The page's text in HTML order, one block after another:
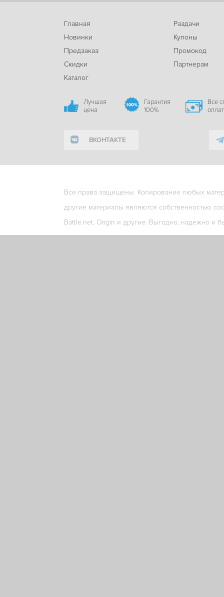
Главная
Новинки
Предзаказ
Скидки
Каталог
Раздачи
Купоны
Промокод
Партнерам
Лучшая
цена
Гарантия
100%
Все
ВКОНТАКТЕ
Все права защищены. Копирование любых
другие материалы являются собственностью
Battle.net, Origin и другие. Выгодно, надежно и